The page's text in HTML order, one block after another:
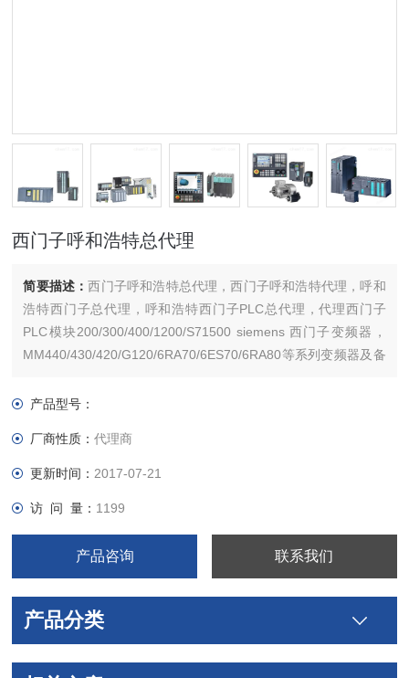
西门子呼和浩特总代理
简要描述：西门子呼和浩特总代理，西门子呼和浩特代理，呼和
浩特西门子总代理，呼和浩特西门子PLC总代理，代理西门子
PLC模块200/300/400/1200/S71500 siemens 西门子变频器，
MM440/430/420/G120/6RA70/6ES70/6RA80等系列变频器及备
数控伺服，西门子传动，西门子楼宇，西门子工控系列模块，
产品型号：
厂商性质：代理商
更新时间： 2017-07-21
访 问 量： 1199
产品咨询 联系我们
产品分类